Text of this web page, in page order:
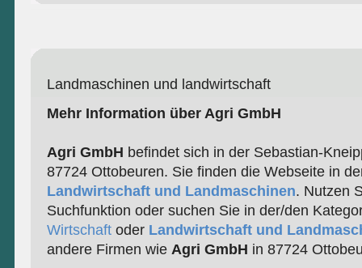
Landmaschinen und landwirtschaft
Mehr Information über Agri GmbH
Agri GmbH befindet sich in der Sebastian-
87724 Ottobeuren. Sie finden die Webseite in
Landwirtschaft und Landmaschinen. Nutzen
Suchfunktion oder suchen Sie in der/den
Wirtschaftoder Landwirtschaft und
andere Firmen wie Agri GmbH in 87724